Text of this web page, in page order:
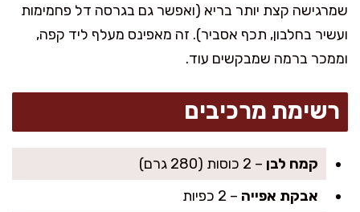
שמרגישה קצת יותר בריא (ואפשר גם בגרסה דל פחמימות
ועשיר בחלבון, תכף אסביר). זה מאפינס מעלף ליד קפה,
וממכר ברמה שמבקשים עוד.
רשימת מרכיבים
קמח לבן – 2 כוסות (280 גרם)
אבקת אפייה – 2 כפיות